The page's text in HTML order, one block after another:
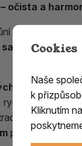
očista a
a energií
komponentů
rychlou očistu
pro hlubší
Cookies
Naše
k
Kliknutím